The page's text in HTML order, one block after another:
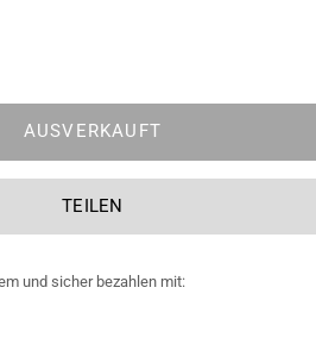
AUSVERKAUFT
TEILEN
und sicher bezahlen mit: